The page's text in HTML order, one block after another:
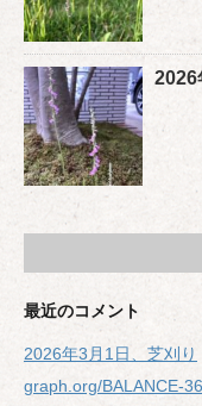
2026
最近のコメント
2026年3月1日、芝刈り
graph.org/BALANCE-